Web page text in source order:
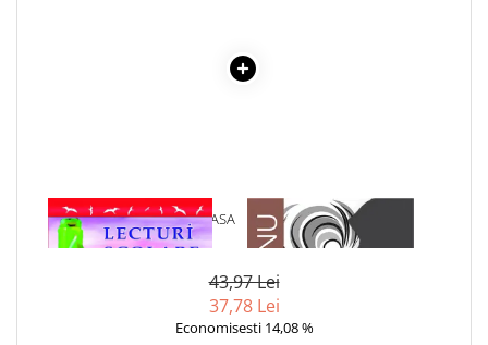
Teatru
Teens Book Club
Adezivi si benzi adezive
1 x LECTURI SCOLARE CLASA
A VII-A
1 x ADAM SI EVA
43,97 Lei
37,78 Lei
Economisesti 14,08 %